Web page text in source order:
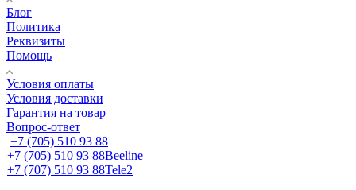
Блог
Политика
Реквизиты
Помощь
Условия оплаты
Условия доставки
Гарантия на товар
Вопрос-ответ
+7 (705) 510 93 88
+7 (705) 510 93 88Beeline
+7 (707) 510 93 88Tele2